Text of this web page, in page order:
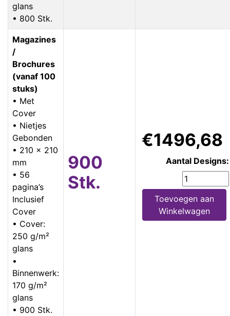
glans
• 800 Stk.
Magazines
/
Brochures
(vanaf 100
stuks)
• Met
Cover
• Nietjes
Gebonden
• 210 x 210
mm
• 56
pagina’s
Inclusief
Cover
• Cover:
250 g/m²
glans
•
Binnenwerk:
170 g/m²
glans
• 900 Stk.
900
Stk.
€1496,68
Aantal Designs:
Toevoegen aan
Winkelwagen